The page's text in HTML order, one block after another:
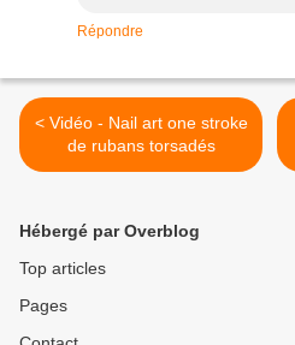
Répondre
< Vidéo - Nail art one stroke
de rubans torsadés
Hébergé par Overblog
Top articles
Pages